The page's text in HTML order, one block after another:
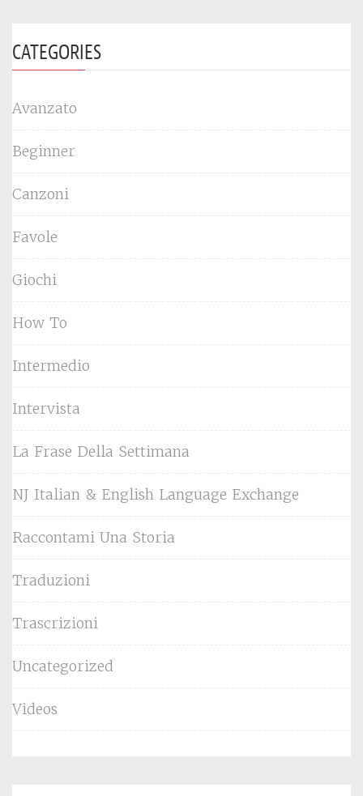
CATEGORIES
Avanzato
Beginner
Canzoni
Favole
Giochi
How To
Intermedio
Intervista
La Frase Della Settimana
NJ Italian & English Language Exchange
Raccontami Una Storia
Traduzioni
Trascrizioni
Uncategorized
Videos